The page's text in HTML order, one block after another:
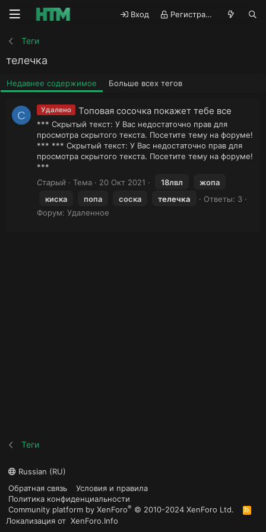
Вход Регистрация
Теги
телечка
Недавнее содержимое Больше всех тегов
С Удалено Топовая сосочка покажет тебе все
*** Скрытый текст: У Вас недостаточно прав для
просмотра скрытого текста. Посетите тему на форуме!
*** *** Скрытый текст: У Вас недостаточно прав для
просмотра скрытого текста. Посетите тему на форуме!
***
Старый
Тема 20 Окт 2021 18лвл
жопа
киска
попа соска телечка
Ответы: 3
Форум: Удаленное
Теги
Russian (RU)
Обратная связь
Условия и правила
Политика конфиденциальности
Community platform by XenForo® © 2010-2024 XenForo Ltd.
R
S
Локализация от XenForo.Info